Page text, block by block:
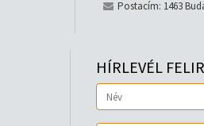
Postacím: 1463
HÍRLEVÉL